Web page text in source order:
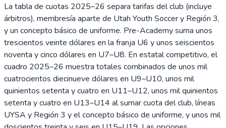
La tabla de cuotas 2025–26 separa tarifas del club (incluye
árbitros), membresía aparte de Utah Youth Soccer y Región 3,
y un concepto básico de uniforme. Pre-Academy suma unos
trescientos veinte dólares en la franja U6 y unos seiscientos
noventa y cinco dólares en U7–U8. En estatal competitivo, el
cuadro 2025–26 muestra totales combinados de unos mil
cuatrocientos diecinueve dólares en U9–U10, unos mil
quinientos setenta y cuatro en U11–U12, unos mil quinientos
setenta y cuatro en U13–U14 al sumar cuota del club, líneas
UYSA y Región 3 y el concepto básico de uniforme, y unos mil